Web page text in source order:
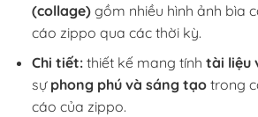
(collage)gồm nhiều hình ảnh bìa
cáo zippo qua các thời kỳ.
Chi tiết:thiết kế mang tính tài liệu
sự phong phú và sáng tạotrong
cáo của zippo.